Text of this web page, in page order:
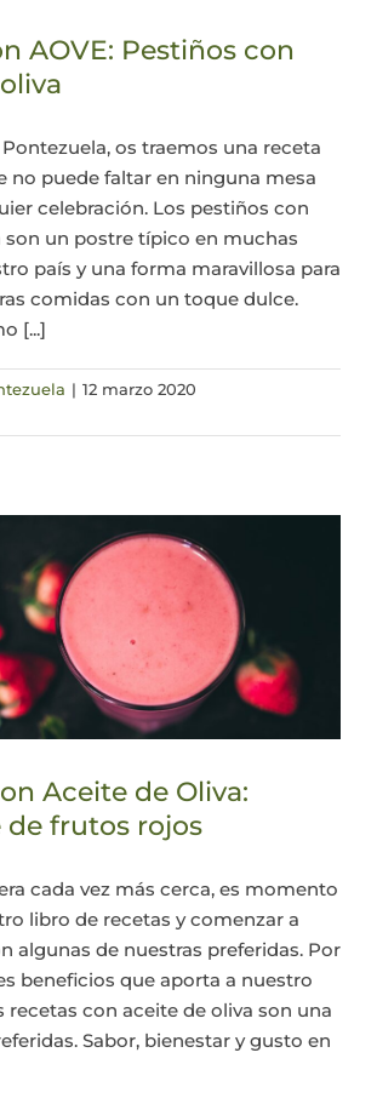
Actualidad
AOVE: Pestiños con
Pontezuela, os traemos una receta
no puede faltar en ninguna mesa
celebración. Los pestiños con
son un postre típico en muchas
país y una forma maravillosa para
comidas con un toque dulce.
[...]
| 12 marzo 2020
Aceite de Oliva:
de frutos rojos
cada vez más cerca, es momento
libro de recetas y comenzar a
algunas de nuestras preferidas. Por
beneficios que aporta a nuestro
recetas con aceite de oliva son una
Sabor, bienestar y gusto en